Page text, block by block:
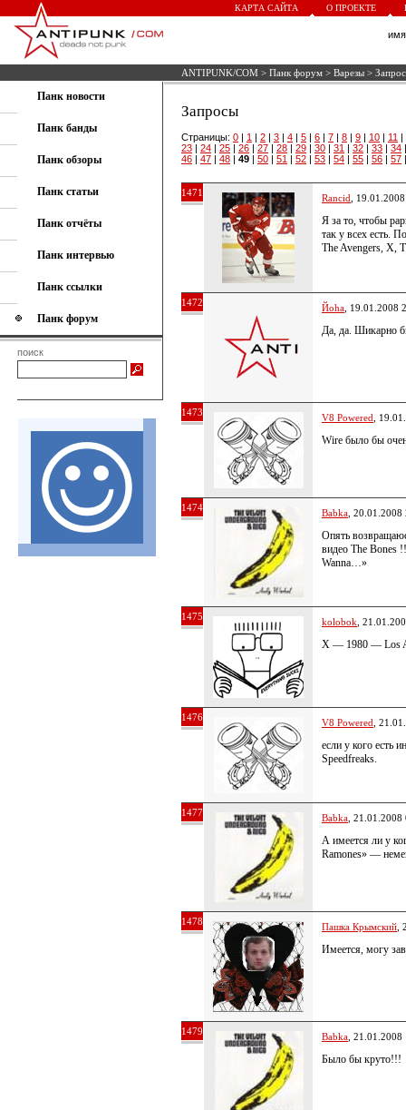
КАРТА САЙТА О ПРОЕКТЕ
ANTIPUNK/COM > Панк форум > Варезы >
Панк новости
Панк банды
Панк обзоры
Панк статьи
Панк отчёты
Панк интервью
Панк ссылки
Панк форум
поиск
Запросы
Страницы: 0 | 1 | 2 | 3 | 4 | 5 | 6 | 7 | 8 | 9 | 10 | 11 |
23 | 24 | 25 | 26 | 27 | 28 | 29 | 30 | 31 | 32 | 33 | 34
46 | 47 | 48 | 49 | 50 | 51 | 52 | 53 | 54 | 55 | 56 | 57
1471 Rancid ,
Я за то, чтобы
так у вcех есть.
The Avengers, X,
1472 Йoha , 19.01.2008
Да, да. Шикарно
1473 V8 Powered ,
Wire было бы
1474 Babka ,
Опять
видео The Bones
Wanna…»
1475 kolobok ,
X — 1980 — Los
1476 V8 Powered ,
если у кого есть
Speedfreaks.
1477 Babka ,
А имеется ли у
Ramones» —
1478 Пашка Крымский
Имеется, могу
1479 Babka ,
Было бы круто!!!